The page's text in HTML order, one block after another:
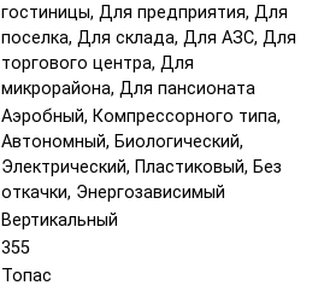
гостиницы, Для предприятия, Для
поселка, Для склада, Для АЗС, Для
торгового центра, Для
микрорайона, Для пансионата
Аэробный, Компрессорного типа,
Автономный, Биологический,
Электрический, Пластиковый, Без
откачки, Энергозависимый
Вертикальный
355
Топас